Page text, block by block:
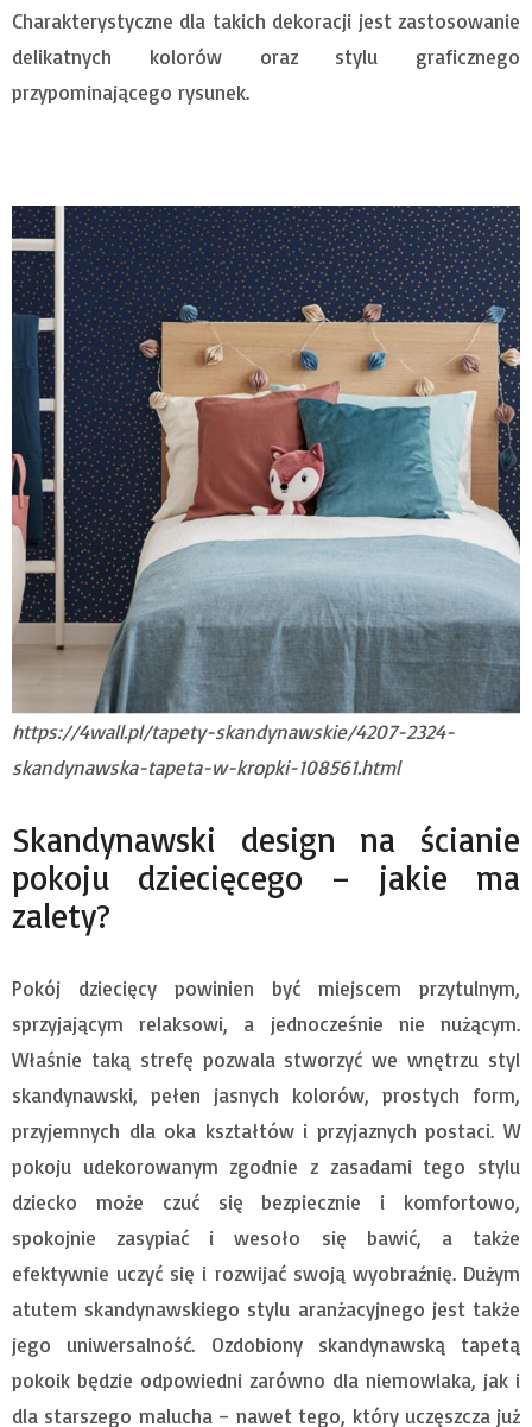
Charakterystyczne dla takich dekoracji jest zastosowanie
delikatnych kolorów oraz stylu graficznego
przypominającego rysunek.
https://4wall.pl/tapety-skandynawskie/4207-2324-
skandynawska-tapeta-w-kropki-108561.html
Skandynawski design na ścianie
pokoju dziecięcego – jakie ma
zalety?
Pokój dziecięcy powinien być miejscem przytulnym,
sprzyjającym relaksowi, a jednocześnie nie nużącym.
Właśnie taką strefę pozwala stworzyć we wnętrzu styl
skandynawski, pełen jasnych kolorów, prostych form,
przyjemnych dla oka kształtów i przyjaznych postaci. W
pokoju udekorowanym zgodnie z zasadami tego stylu
dziecko może czuć się bezpiecznie i komfortowo,
spokojnie zasypiać i wesoło się bawić, a także
efektywnie uczyć się i rozwijać swoją wyobraźnię. Dużym
atutem skandynawskiego stylu aranżacyjnego jest także
jego uniwersalność. Ozdobiony skandynawską tapetą
pokoik będzie odpowiedni zarówno dla niemowlaka, jak i
dla starszego malucha – nawet tego, który uczęszcza już